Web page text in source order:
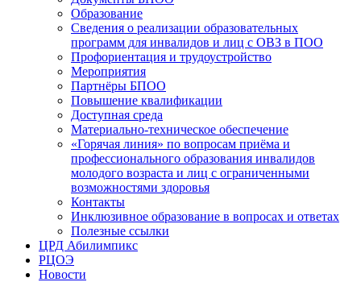
Образование
Сведения о реализации образовательных
программ для инвалидов и лиц с ОВЗ в ПОО
Профориентация и трудоустройство
Мероприятия
Партнёры БПОО
Повышение квалификации
Доступная среда
Материально-техническое обеспечение
«Горячая линия» по вопросам приёма и
профессионального образования инвалидов
молодого возраста и лиц с ограниченными
возможностями здоровья
Контакты
Инклюзивное образование в вопросах и ответах
Полезные ссылки
ЦРД Абилимпикс
РЦОЭ
Новости